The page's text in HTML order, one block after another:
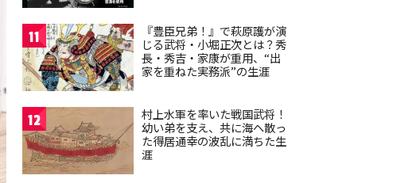
11
『豊臣兄弟！』で萩原護が演
じる武将・小堀正次とは？秀
長・秀吉・家康が重用、“出
家を重ねた実務派”の生涯
12
村上水軍を率いた戦国武将！
幼い弟を支え、共に海へ散っ
た得居通幸の波乱に満ちた生
涯